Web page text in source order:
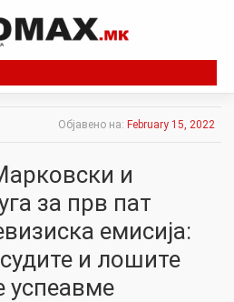
Објавено на: February 15, 2022
и
за прв пат
емисија:
и лошите
успеавме